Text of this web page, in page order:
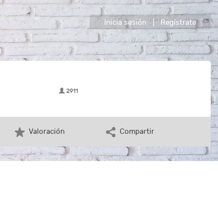
Inicia sesión | Regístrate
2911
Valoración Compartir